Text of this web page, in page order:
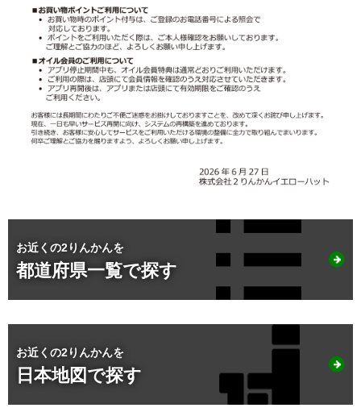
お近くの2りんかんを
都道府県一覧で探す
お近くの2りんかんを
日本地図で探す